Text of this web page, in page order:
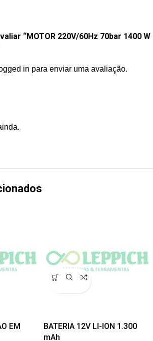
“MOTOR 220V/60Hz 70bar 1400 W
in para enviar uma avaliação.
EM
BATERIA 12V LI-ION 1.300
mAh